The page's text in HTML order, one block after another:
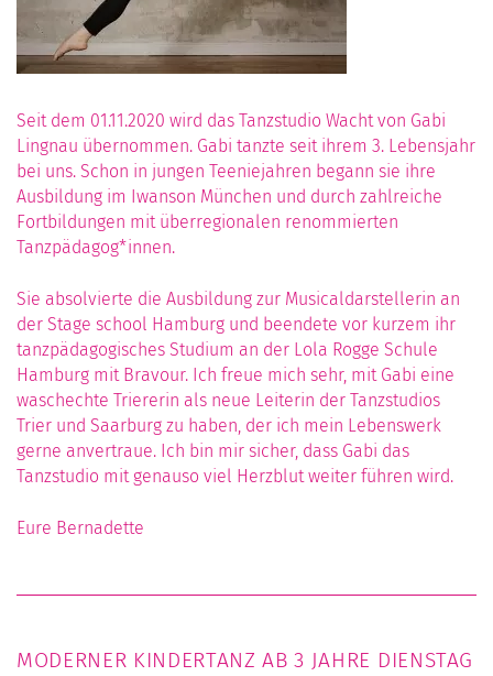
Seit dem 01.11.2020 wird das Tanzstudio Wacht von Gabi
Lingnau übernommen. Gabi tanzte seit ihrem 3. Lebensjahr
bei uns. Schon in jungen Teeniejahren begann sie ihre
Ausbildung im Iwanson München und durch zahlreiche
Fortbildungen mit überregionalen renommierten
Tanzpädagog*innen.
Sie absolvierte die Ausbildung zur Musicaldarstellerin an
der Stage school Hamburg und beendete vor kurzem ihr
tanzpädagogisches Studium an der Lola Rogge Schule
Hamburg mit Bravour. Ich freue mich sehr, mit Gabi eine
waschechte Triererin als neue Leiterin der Tanzstudios
Trier und Saarburg zu haben, der ich mein Lebenswerk
gerne anvertraue. Ich bin mir sicher, dass Gabi das
Tanzstudio mit genauso viel Herzblut weiter führen wird.
Eure Bernadette
MODERNER KINDERTANZ AB 3 JAHRE DIENSTAG